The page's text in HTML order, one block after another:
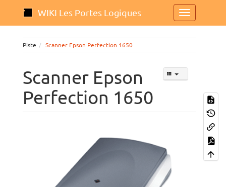
WIKI Les Portes Logiques
Piste Scanner Epson Perfection 1650
Scanner Epson
Perfection 1650